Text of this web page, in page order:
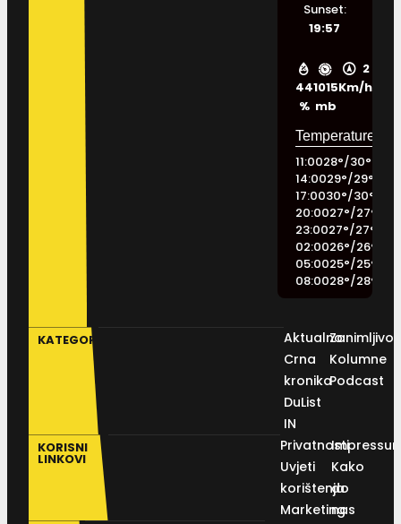
44
%
1015
mb
2
Km/h
Sunset:
19:57
11:0028°/30°
14:0029°/29°
17:0030°/30°
20:0027°/27°
23:0027°/27°
02:0026°/26°
05:0025°/25°
08:0028°/28°
KATEGORIJE
Aktualno
Crna
kronika
DuList
IN
Kolumne
Podcast
KORISNI
LINKOVI
Privatnosti
Uvjeti
korištenja
Marketing
Kako
do
nas